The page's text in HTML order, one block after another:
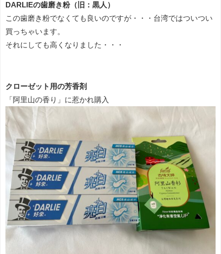
DARLIEの歯磨き粉（旧：黒人）
この歯磨き粉でなくても良いのですが・・・台湾ではついつい
買っちゃいます。
それにしても高くなりました・・・
クローゼット用の芳香剤
「阿里山の香り」に惹かれ購入